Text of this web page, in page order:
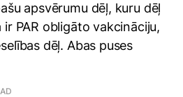
apsvērumu dēļ, kuru dēļ
PAR obligāto vakcināciju,
dēļ. Abas puses